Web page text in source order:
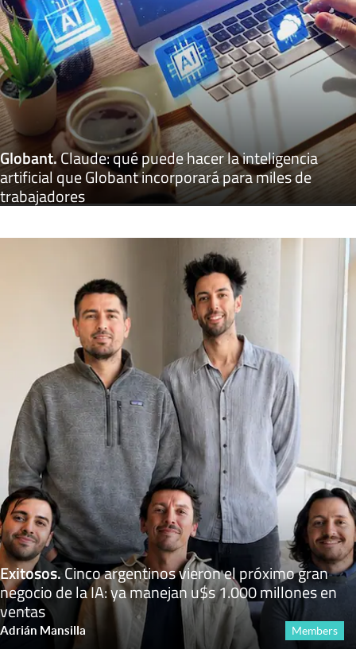
Globant.Claude: qué puede hacer la inteligencia
artificial que Globant incorporará para miles de
trabajadores
Exitosos.Cinco argentinos vieron el próximo gran
negocio de la IA: ya manejan u$s 1.000 millones en
ventas
Adrián Mansilla Members